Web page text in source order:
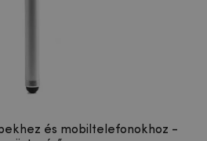
és mobiltelefonokhoz -